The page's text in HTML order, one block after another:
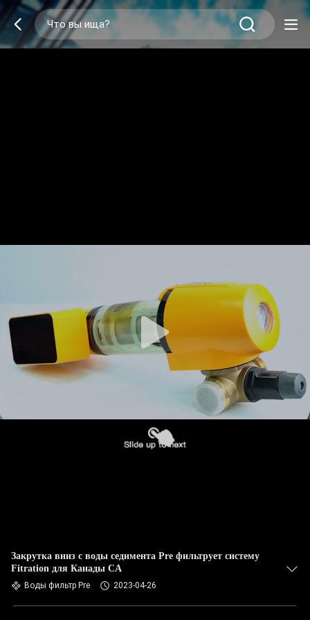
Закрутка вниз с воды седимента Pre фильтрует систему
Fitration для Канады CA
Воды фильтр Pre 2023-04-26